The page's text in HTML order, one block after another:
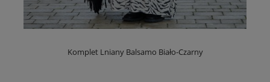
Komplet Lniany Balsamo Biało-Czarny